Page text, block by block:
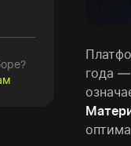
года